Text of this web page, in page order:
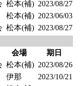
松本(補) 2023/08/27
松本(補) 2023/06/03
松本(補) 2023/08/27
会場
期日
松本(補) 2023/08/26
伊那
2023/10/21